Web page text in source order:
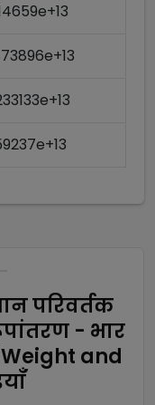
परिवर्तक
- भार
and